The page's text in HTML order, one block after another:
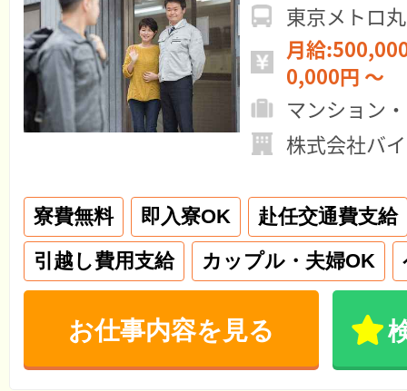
東京メトロ
月給:500,000円 ～
0,000円 ～
マンション
株式会社バ
寮費無料 即入寮OK
赴任交通費支給
引越し費用支給
カップル・夫婦OK
お仕事内容を見る